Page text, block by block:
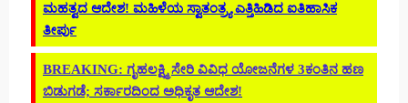
ಮಹತ್ವದ ಆದೇಶ! ಮಹಿಳೆಯ ಸ್ವಾತಂತ್ರ್ಯ ಎತ್ತಿಹಿಡಿದ ಐತಿಹಾಸಿಕ
ತೀರ್ಪು
BREAKING: ಗೃಹಲಕ್ಷ್ಮಿ ಸೇರಿ ವಿವಿಧ ಯೋಜನೆಗಳ 3ಕಂತಿನ ಹಣ
ಬಿಡುಗಡೆ; ಸರ್ಕಾರದಿಂದ ಅಧಿಕೃತ ಆದೇಶ!